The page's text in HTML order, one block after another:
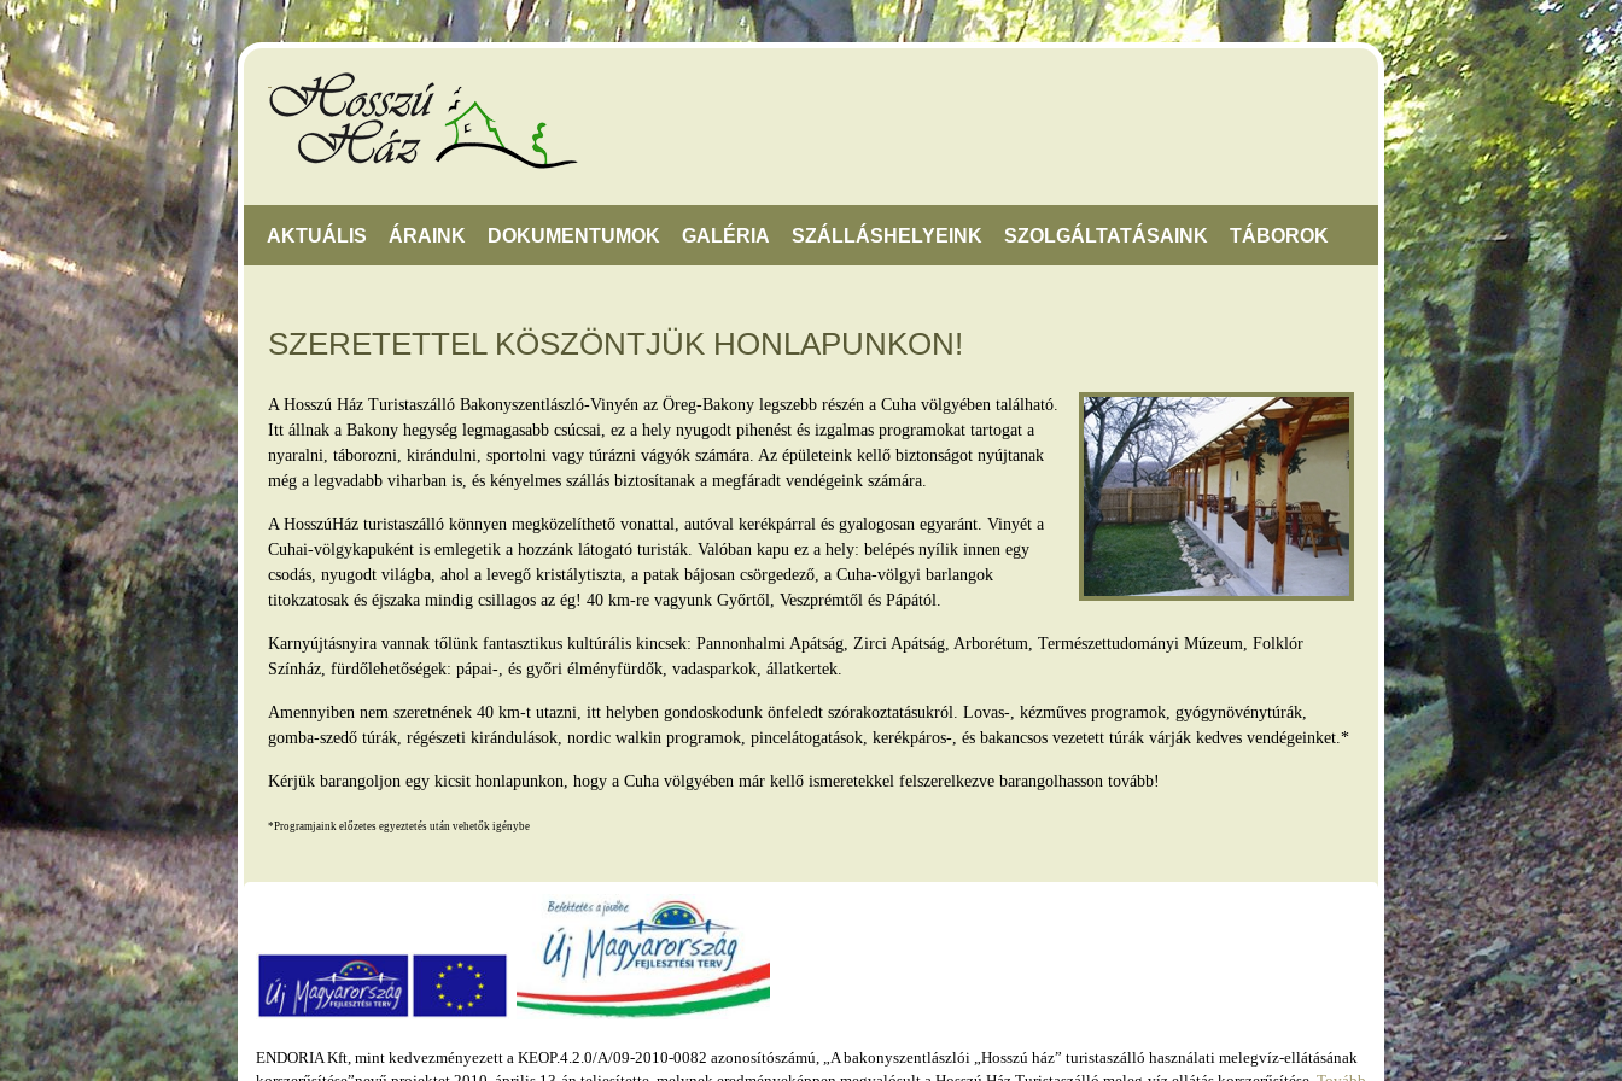
AKTUÁLIS ÁRAINK DOKUMENTUMOK GALÉRIA SZÁLLÁSHELYEINK SZOLGÁLTATÁSAINK TÁBOROK
SZERETETTEL KÖSZÖNTJÜK HONLAPUNKON!
A Hosszú Ház Turistaszálló Bakonyszentlászló-Vinyén az Öreg-Bakony legszebb részén a Cuha völgyében található.
Itt állnak a Bakony hegység legmagasabb csúcsai, ez a hely nyugodt pihenést és izgalmas programokat tartogat a
nyaralni, táborozni, kirándulni, sportolni vagy túrázni vágyók számára. Az épületeink kellő biztonságot nyújtanak
még a legvadabb viharban is, és kényelmes szállás biztosítanak a megfáradt vendégeink számára.
A HosszúHáz turistaszálló könnyen megközelíthető vonattal, autóval kerékpárral és gyalogosan egyaránt. Vinyét a
Cuhai-völgykapuként is emlegetik a hozzánk látogató turisták. Valóban kapu ez a hely: belépés nyílik innen egy
csodás, nyugodt világba, ahol a levegő kristálytiszta, a patak bájosan csörgedező, a Cuha-völgyi barlangok
titokzatosak és éjszaka mindig csillagos az ég! 40 km-re vagyunk Győrtől, Veszprémtől és Pápától.
Karnyújtásnyira vannak tőlünk fantasztikus kultúrális kincsek: Pannonhalmi Apátság, Zirci Apátság, Arborétum, Természettudományi Múzeum, Folklór
Színház, fürdőlehetőségek: pápai-, és győri élményfürdők, vadasparkok, állatkertek.
Amennyiben nem szeretnének 40 km-t utazni, itt helyben gondoskodunk önfeledt szórakoztatásukról. Lovas-, kézműves programok, gyógynövénytúrák,
gomba-szedő túrák, régészeti kirándulások, nordic walkin programok, pincelátogatások, kerékpáros-, és bakancsos vezetett túrák várják kedves vendégeinket.*
Kérjük barangoljon egy kicsit honlapunkon, hogy a Cuha völgyében már kellő ismeretekkel felszerelkezve barangolhasson tovább!
*Programjaink előzetes egyeztetés után vehetők igénybe
ENDORIA Kft, mint kedvezményezett a KEOP.4.2.0/A/09-2010-0082 azonosítószámú, „A bakonyszentlászlói „Hosszú ház” turistaszálló használati melegvíz-ellátásának